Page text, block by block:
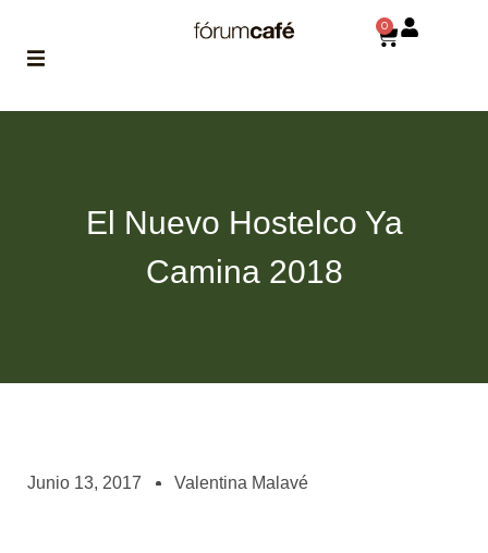
asociados
0
El Nuevo Hostelco Ya
Camina 2018
Junio 13, 2017 Valentina Malavé